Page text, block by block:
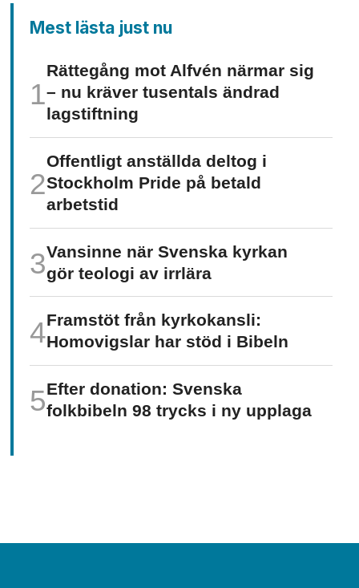
Mest lästa just nu
Rättegång mot Alfvén närmar sig
– nu kräver tusentals ändrad
lagstiftning
Offentligt anställda deltog i
Stockholm Pride på betald
arbetstid
Vansinne när Svenska kyrkan
gör teologi av irrlära
Framstöt från kyrkokansli:
Homo­vigslar har stöd i Bibeln
Efter donation: Svenska
folkbibeln 98 trycks i ny upplaga